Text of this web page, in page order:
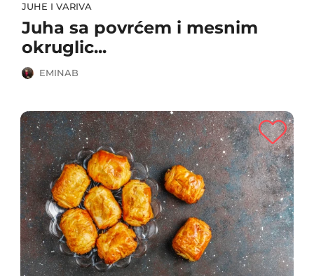
JUHE I VARIVA
Juha sa povrćem i mesnim
okruglic...
EMINAB